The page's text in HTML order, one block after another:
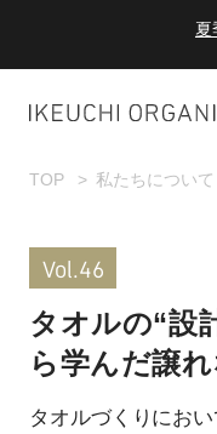
夏
TOP 私たちについて
Vol.46
タオルの“設
ら学んだ譲
タオルづくりにお